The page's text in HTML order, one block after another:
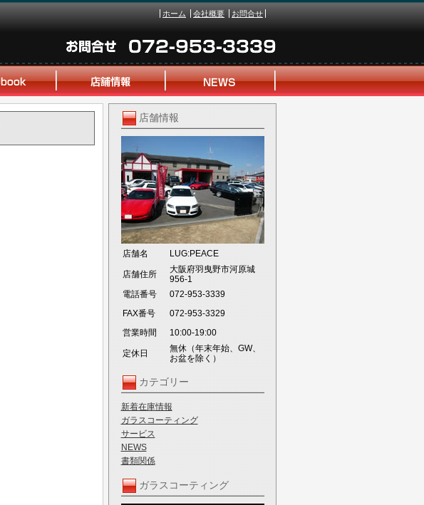
ホーム 会社概要 お問合せ
店舗情報
店舗名 LUG:PEACE
店舗住所
大阪府羽曳野市河原城
956-1
電話番号
072-953-3339
FAX番号
072-953-3329
営業時間
10:00-19:00
定休日
無休（年末年始、GW、
お盆を除く）
カテゴリー
新着在庫情報
ガラスコーティング
サービス
NEWS
書類関係
ガラスコーティング